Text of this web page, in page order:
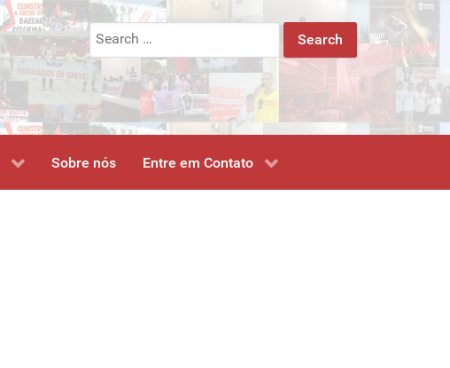
Search
for:
Sobre nós Entre em Contato